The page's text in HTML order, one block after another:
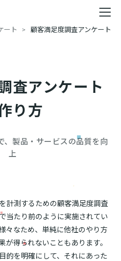
ート
顧客満足度調査アンケート
査アンケート
り方
、製品・サービスの品質を向
上
計測するための顧客満足度調査
当たり前のように実施されてい
々なため、単純に他社のやり方
が得られないこともあります。
的を明確にして、それにあった